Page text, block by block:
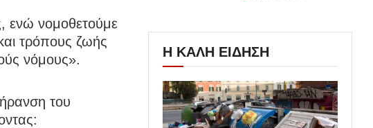
ενώ νομοθετούμε
τρόπους ζωής
νόμους».
του
Η ΚΑΛΗ ΕΙΔΗΣΗ